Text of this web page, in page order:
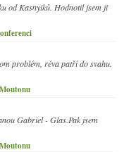
od Kasnyiků. Hodnotil jsem ji
problém, réva patří do svahu.
Gabriel - Glas.Pak jsem